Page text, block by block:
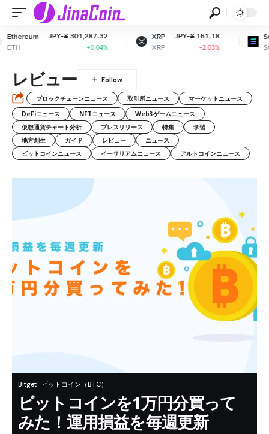
JPY-¥ 301,287.32 JPY-¥ 161.18
-2.03%
Solana
レビュー
ブロックチェーンニュース 取引所ニュース
マーケットニュース
DeFiニュース
NFTニュース
Web3ゲームニュース
仮想通貨チャート分析
プレスリリース 特集
学習
地方創生
ガイド レビュー
ニュース
ビットコインニュース
イーサリアムニュース アルトコインニュース
Bitget ビットコイン（BTC）
ビットコインを1万円分買って
みた！運用損益を毎週更新